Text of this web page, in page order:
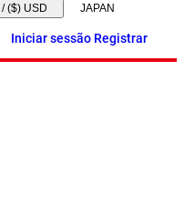
/ ($) USD
Iniciar sessão Registrar